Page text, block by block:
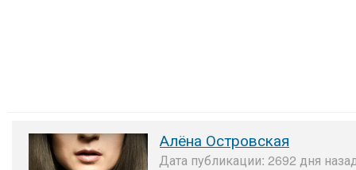
Алёна Островская
Дата публикации: 2692 дня